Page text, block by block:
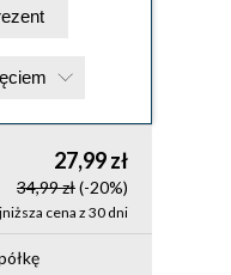
na prezent
27,99 zł
34,99 zł(-20%)
cena z 30 dni